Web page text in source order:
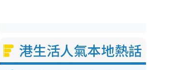
港生活人氣本地熱話